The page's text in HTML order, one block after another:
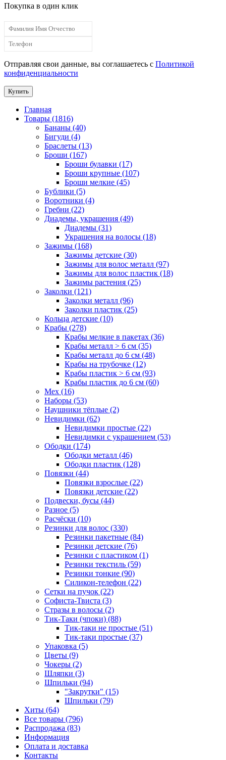
Покупка в один клик
Отправляя свои данные, вы соглашаетесь с Политикой
конфиденциальности
Купить
Главная
Товары (1816)
Бананы (40)
Бигуди (4)
Браслеты (13)
Броши (167)
Броши булавки (17)
Броши крупные (107)
Броши мелкие (45)
Бублики (5)
Воротники (4)
Гребни (22)
Диадемы, украшения (49)
Диадемы (31)
Украшения на волосы (18)
Зажимы (168)
Зажимы детские (30)
Зажимы для волос металл (97)
Зажимы для волос пластик (18)
Зажимы растения (25)
Заколки (121)
Заколки металл (96)
Заколки пластик (25)
Кольца детские (10)
Крабы (278)
Крабы мелкие в пакетах (36)
Крабы металл > 6 см (35)
Крабы металл до 6 см (48)
Крабы на трубочке (12)
Крабы пластик > 6 см (93)
Крабы пластик до 6 см (60)
Мех (16)
Наборы (53)
Наушники тёплые (2)
Невидимки (62)
Невидимки простые (22)
Невидимки с украшением (53)
Ободки (174)
Ободки металл (46)
Ободки пластик (128)
Повязки (44)
Повязки взрослые (22)
Повязки детские (22)
Подвески, бусы (44)
Разное (5)
Расчёски (10)
Резинки для волос (330)
Резинки пакетные (84)
Резинки детские (76)
Резинки с пластиком (1)
Резинки текстиль (59)
Резинки тонкие (90)
Силикон-телефон (22)
Сетки на пучок (22)
Софиста-Твиста (3)
Стразы в волосы (2)
Тик-Таки (чпоки) (88)
Тик-таки не простые (51)
Тик-таки простые (37)
Упаковка (5)
Цветы (9)
Чокеры (2)
Шляпки (3)
Шпильки (94)
"Закрутки" (15)
Шпильки (79)
Хиты (64)
Все товары (796)
Распродажа (83)
Информация
Оплата и доставка
Контакты